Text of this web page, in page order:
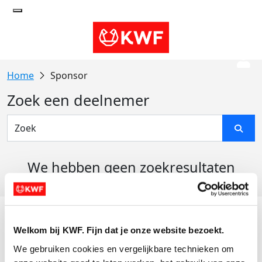
Welkom bij KWF. Fijn dat je onze website bezoekt.
We gebruiken cookies en vergelijkbare technieken om
Sponsor
Zoek een deelnemer
We hebben geen zoekresultaten
Actiematerialen
Evenementen